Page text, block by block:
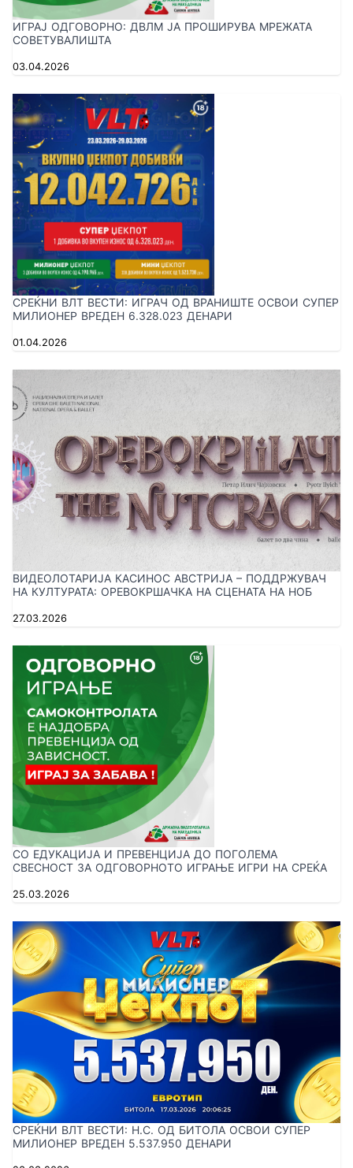
ИГРАЈ ОДГОВОРНО: ДВЛМ ЈА ПРОШИРУВА МРЕЖАТА
СОВЕТУВАЛИШТА
03.04.2026
СРЕЌНИ ВЛТ ВЕСТИ: ИГРАЧ ОД ВРАНИШТЕ ОСВОИ СУПЕР
МИЛИОНЕР ВРЕДЕН 6.328.023 ДЕНАРИ
01.04.2026
ВИДЕОЛОТАРИЈА КАСИНОС АВСТРИЈА – ПОДДРЖУВАЧ
НА КУЛТУРАТА: ОРЕВОКРШАЧКА НА СЦЕНАТА НА НОБ
27.03.2026
СО ЕДУКАЦИЈА И ПРЕВЕНЦИЈА ДО ПОГОЛЕМА
СВЕСНОСТ ЗА ОДГОВОРНОТО ИГРАЊЕ ИГРИ НА СРЕЌА
25.03.2026
СРЕЌНИ ВЛТ ВЕСТИ: Н.С. ОД БИТОЛА ОСВОИ СУПЕР
МИЛИОНЕР ВРЕДЕН 5.537.950 ДЕНАРИ